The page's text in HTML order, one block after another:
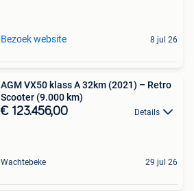
Bezoek website 8 jul 26
AGM VX50 klass A 32km (2021) – Retro
Scooter (9.000 km)
€ 123.456,00 Details
Wachtebeke 29 jul 26